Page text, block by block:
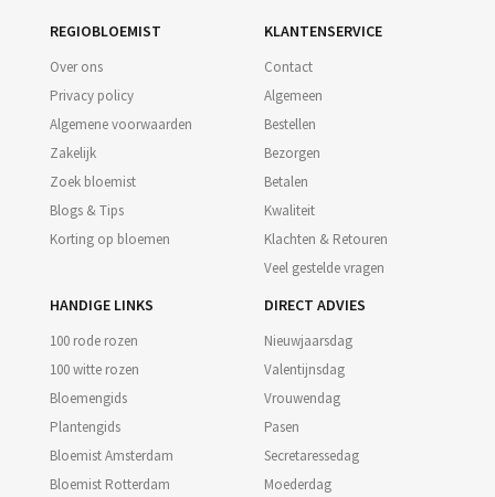
REGIOBLOEMIST
Over ons
Privacy policy
Algemene voorwaarden
Zakelijk
Zoek bloemist
Blogs & Tips
Korting op bloemen
KLANTENSERVICE
Contact
Algemeen
Bestellen
Bezorgen
Betalen
Kwaliteit
Klachten & Retouren
Veel gestelde vragen
HANDIGE LINKS
100 rode rozen
100 witte rozen
Bloemengids
Plantengids
Bloemist Amsterdam
Bloemist Rotterdam
DIRECT ADVIES
Nieuwjaarsdag
Valentijnsdag
Vrouwendag
Pasen
Secretaressedag
Moederdag